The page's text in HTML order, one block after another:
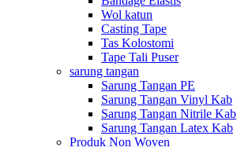
Wol katun
Casting Tape
Tas Kolostomi
Tape Tali Puser
sarung tangan
Sarung Tangan PE
Sarung Tangan Vinyl Kab
Sarung Tangan Nitrile Kab
Sarung Tangan Latex Kab
Produk Non Woven